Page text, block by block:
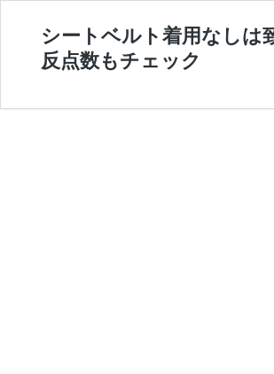
シートベルト着用なしは
反点数もチェック